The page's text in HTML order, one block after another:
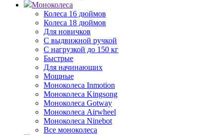
Моноколеса
Колеса 16 дюймов
Колеса 18 дюймов
Для новичков
С выдвижной ручкой
С нагрузкой до 150 кг
Быстрые
Для начинающих
Мощные
Моноколеса Inmotion
Моноколеса Kingsong
Моноколеса Gotway
Моноколеса Airwheel
Моноколеса Ninebot
Все моноколеса